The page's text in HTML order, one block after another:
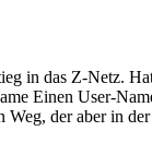
in das Z-Netz.
Einen User-
der aber in